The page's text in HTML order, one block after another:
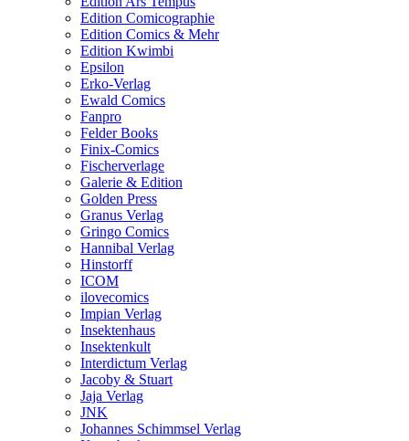
Edition Comicographie
Edition Comics & Mehr
Edition Kwimbi
Epsilon
Erko-Verlag
Ewald Comics
Fanpro
Felder Books
Finix-Comics
Fischerverlage
Galerie & Edition
Golden Press
Granus Verlag
Gringo Comics
Hannibal Verlag
Hinstorff
ICOM
ilovecomics
Impian Verlag
Insektenhaus
Insektenkult
Interdictum Verlag
Jacoby & Stuart
Jaja Verlag
JNK
Johannes Schimmsel Verlag